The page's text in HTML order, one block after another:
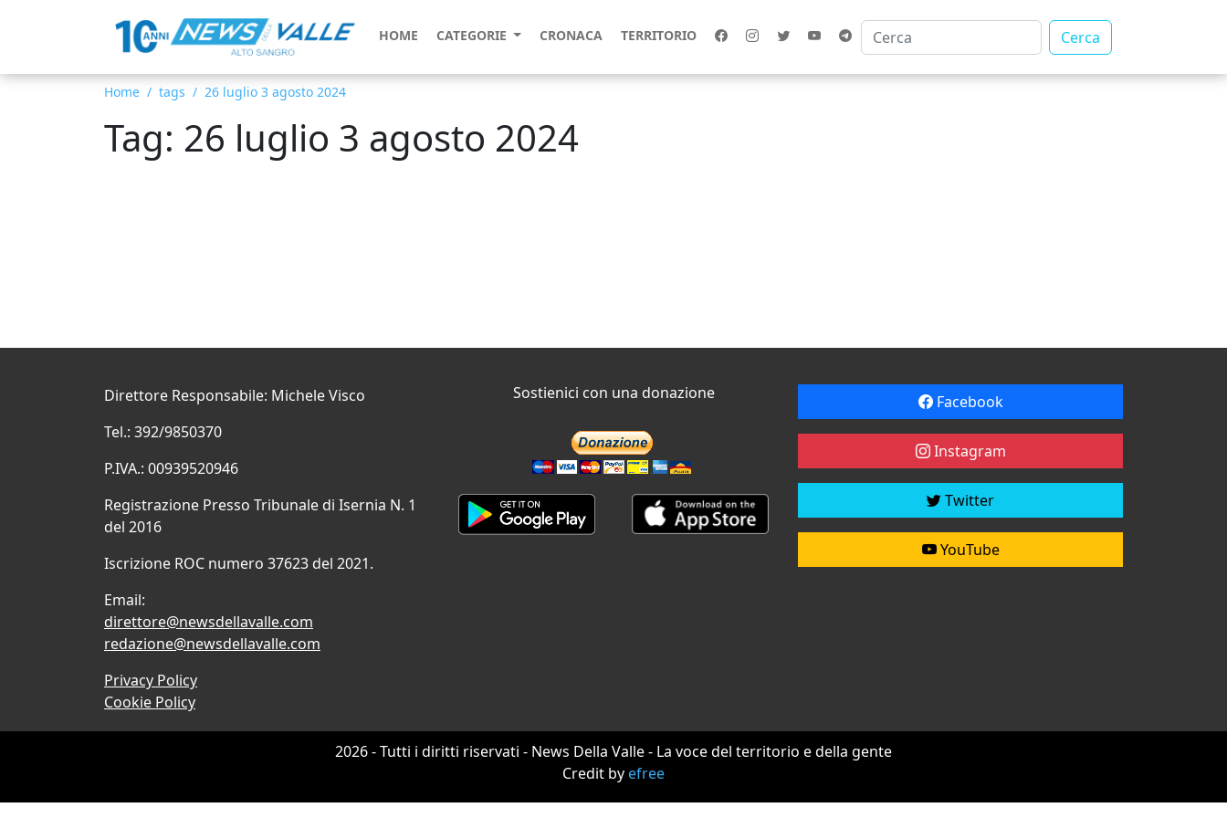
HOME CATEGORIE CRONACA TERRITORIO Cerca
Home tags 26 luglio 3 agosto 2024
Tag: 26 luglio 3 agosto 2024
Direttore Responsabile: Michele Visco
Tel.: 392/9850370
P.IVA.: 00939520946
Registrazione Presso Tribunale di Isernia N. 1
del 2016
Iscrizione ROC numero 37623 del 2021.
Email:
direttore@newsdellavalle.com
redazione@newsdellavalle.com
Privacy Policy
Cookie Policy
Sostienici con una donazione Facebook
Instagram
Twitter
YouTube
2026 - Tutti i diritti riservati - News Della Valle - La voce del territorio e della gente
Credit byefree